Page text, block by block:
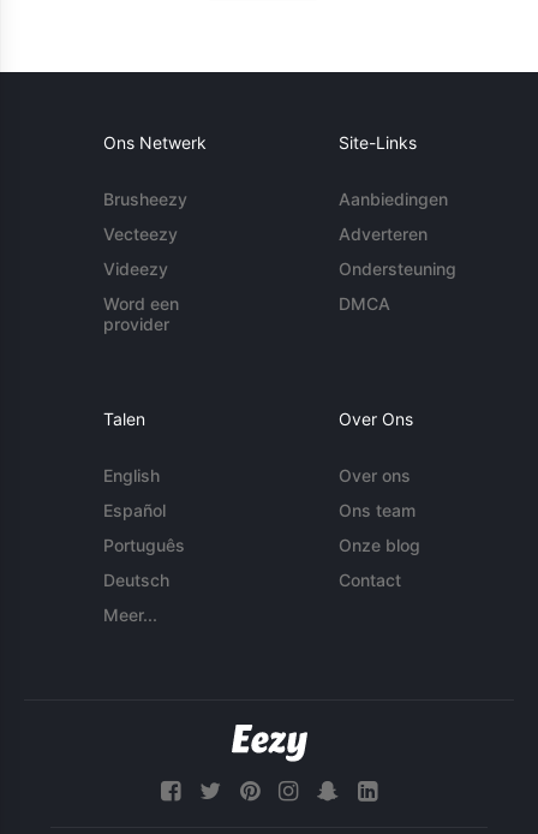
Ons Netwerk
Brusheezy
Vecteezy
Videezy
Word een
provider
Site-Links
Aanbiedingen
Adverteren
Ondersteuning
DMCA
Talen
English
Español
Português
Deutsch
Meer...
Over Ons
Over ons
Ons team
Onze blog
Contact